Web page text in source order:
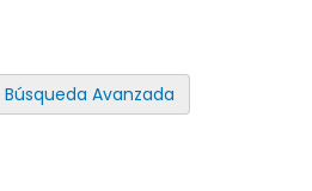
Búsqueda Avanzada